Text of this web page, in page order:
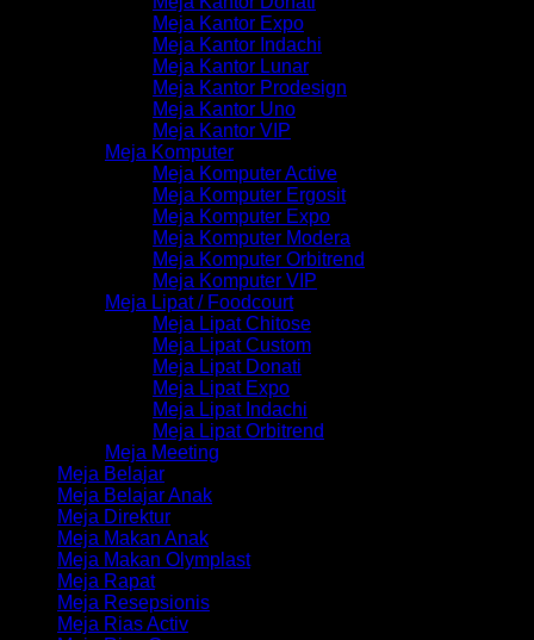
Meja Kantor Expo
Meja Kantor Indachi
Meja Kantor Lunar
Meja Kantor Prodesign
Meja Kantor Uno
Meja Kantor VIP
Meja Komputer
Meja Komputer Active
Meja Komputer Ergosit
Meja Komputer Expo
Meja Komputer Modera
Meja Komputer Orbitrend
Meja Komputer VIP
Meja Lipat / Foodcourt
Meja Lipat Chitose
Meja Lipat Custom
Meja Lipat Donati
Meja Lipat Expo
Meja Lipat Indachi
Meja Lipat Orbitrend
Meja Meeting
Meja Belajar
Meja Belajar Anak
Meja Direktur
Meja Makan Anak
Meja Makan Olymplast
Meja Rapat
Meja Resepsionis
Meja Rias Activ